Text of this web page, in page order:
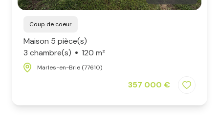
Coup de coeur
Maison 5 pièce(s)
3 chambre(s)
120 m²
Marles-en-Brie (77610)
357 000 €